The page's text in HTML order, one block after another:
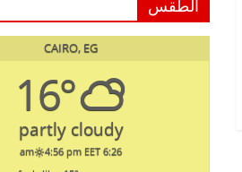
الطقس
CAIRO, EG
16°
partly cloudy
6:26 am
4:56 pm EET